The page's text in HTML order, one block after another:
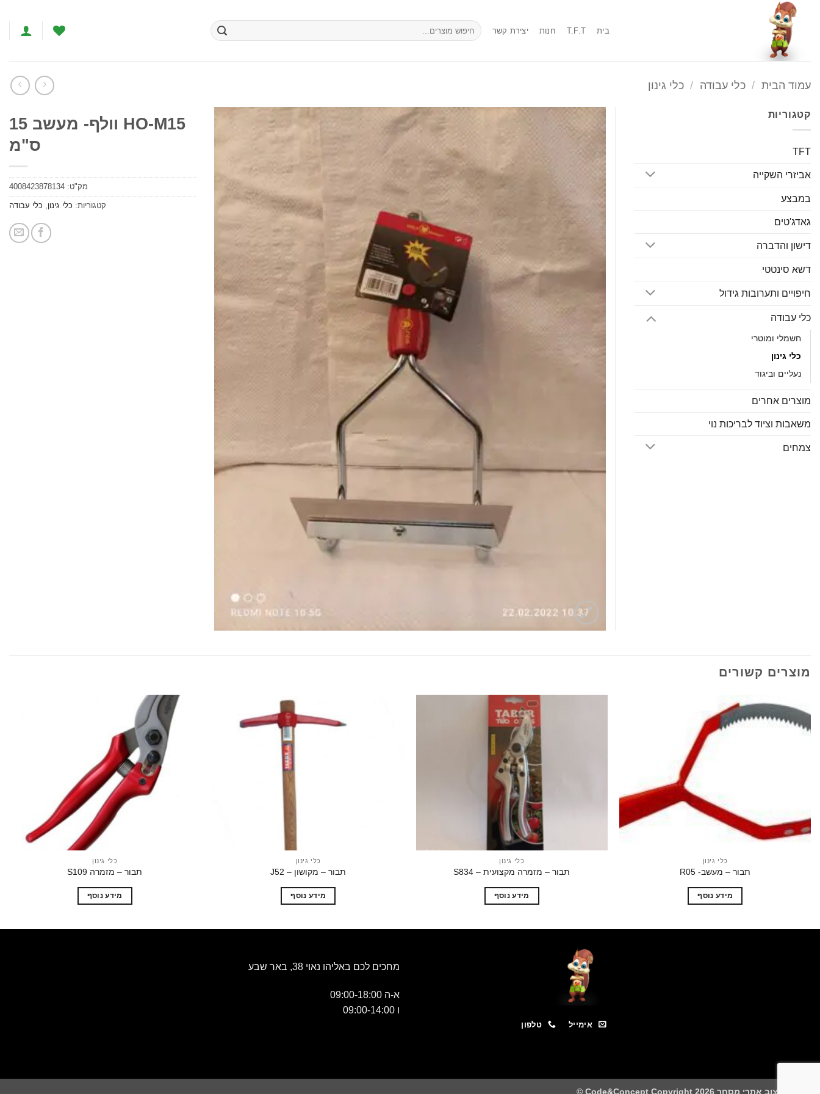
content
בית T.F.T חנות יצירת קשר
חיפוש
עבור:
עמוד הבית / כלי עבודה / כלי גינון
המשאלות
HO-M15 וולף- מעשב 15
ס"מ
מק"ט: 4008423878134
קטגוריות: כלי גינון, כלי עבודה
קטגוריות
TFT
אביזרי השקייה
במבצע
גאדג'טים
דישון והדברה
דשא סינטטי
חיפויים ותערובות גידול
כלי עבודה
חשמלי ומוטרי
כלי גינון
נעליים וביגוד
מוצרים אחרים
משאבות וציוד לבריכות נוי
צמחים
מוצרים קשורים
כלי גינון
תבור – מעשב- R05
מידע נוסף
כלי גינון
תבור – מזמרה מקצועית – S834
מידע נוסף
כלי גינון
תבור – מקושון – J52
מידע נוסף
כלי גינון
תבור – מזמרה S109
מידע נוסף
אימייל טלפון
מחכים לכם באליהו נאוי 38, באר שבע
א-ה 09:00-18:00
ו 09:00-14:00
בניית ועיצוב אתרי מסחר Code&Concept Copyright 2026 ©